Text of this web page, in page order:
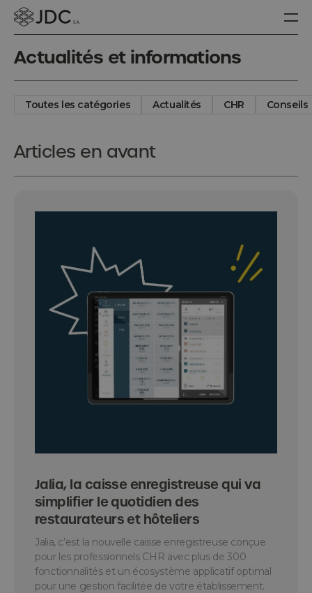
Actualités et informations
Toutes les catégories Actualités CHR Conseils
Articles en avant
Jalia, la caisse enregistreuse qui va
simplifier le quotidien des
restaurateurs et hôteliers
Jalia, c’est la nouvelle caisse enregistreuse conçue
pour les professionnels CHR avec plus de 300
fonctionnalités et un écosystème applicatif optimal
pour une gestion facilitée de votre établissement.